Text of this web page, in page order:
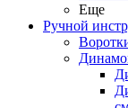
Еще
Ручной